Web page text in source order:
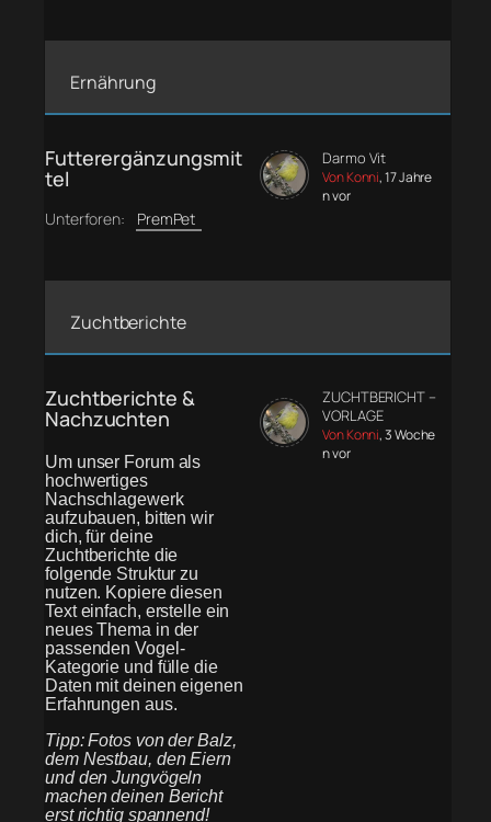
Ernährung
Futterergänzungsmit
tel
Unterforen: PremPet
Darmo Vit
Von Konni, 17 Jahre
n vor
Zuchtberichte
Zuchtberichte &
Nachzuchten
Um unser Forum als
hochwertiges
Nachschlagewerk
aufzubauen, bitten wir
dich, für deine
Zuchtberichte die
folgende Struktur zu
nutzen. Kopiere diesen
Text einfach, erstelle ein
neues Thema in der
passenden Vogel-
Kategorie und fülle die
Daten mit deinen eigenen
Erfahrungen aus.
Tipp: Fotos von der Balz,
dem Nestbau, den Eiern
und den Jungvögeln
machen deinen Bericht
erst richtig spannend!
ZUCHTBERICHT –
VORLAGE
Von Konni, 3 Woche
n vor